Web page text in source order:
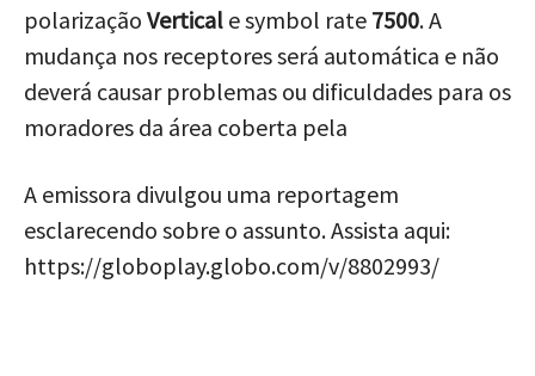
polarização Vertical e symbol rate 7500. A
mudança nos receptores será automática e não
deverá causar problemas ou dificuldades para os
moradores da área coberta pela
A emissora divulgou uma reportagem
esclarecendo sobre o assunto. Assista aqui:
https://globoplay.globo.com/v/8802993/